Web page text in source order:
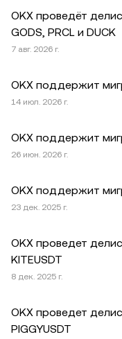
OKX проведёт
GODS, PRCL и DUCK
7 авг. 2026 г.
OKX поддержит
14 июл. 2026 г.
OKX поддержит
26 июн. 2026 г.
OKX поддержит
23 дек. 2025 г.
OKX проведет
KITEUSDT
8 дек. 2025 г.
OKX проведет
PIGGYUSDT